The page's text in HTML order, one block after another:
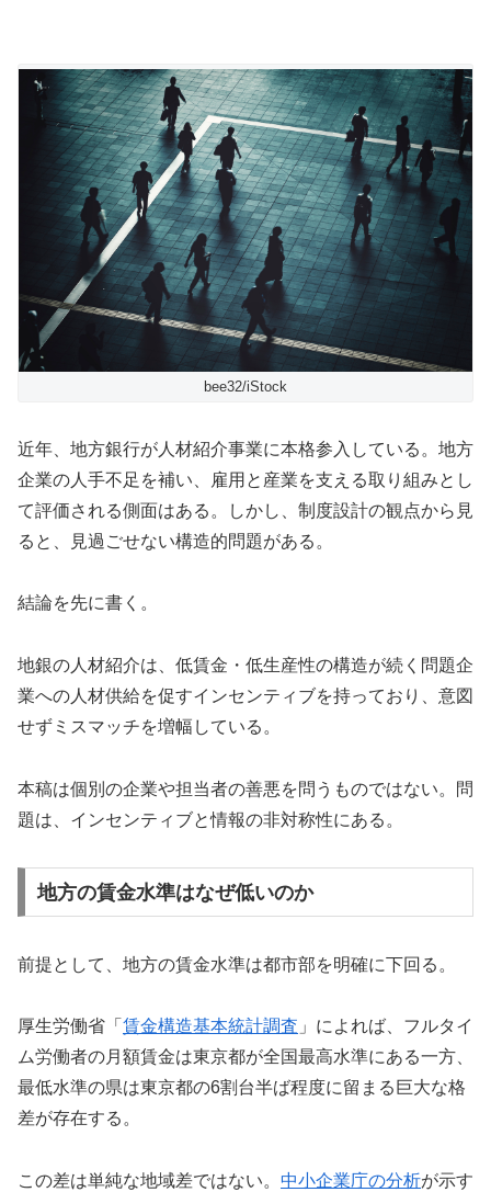
bee32/iStock
近年、地方銀行が人材紹介事業に本格参入している。地方
企業の人手不足を補い、雇用と産業を支える取り組みとし
て評価される側面はある。しかし、制度設計の観点から見
ると、見過ごせない構造的問題がある。
結論を先に書く。
地銀の人材紹介は、低賃金・低生産性の構造が続く問題企
業への人材供給を促すインセンティブを持っており、意図
せずミスマッチを増幅している。
本稿は個別の企業や担当者の善悪を問うものではない。問
題は、インセンティブと情報の非対称性にある。
地方の賃金水準はなぜ低いのか
前提として、地方の賃金水準は都市部を明確に下回る。
厚生労働省「 賃金構造基本統計調査 」によれば、フルタイ
ム労働者の月額賃金は東京都が全国最高水準にある一方、
最低水準の県は東京都の6割台半ば程度に留まる巨大な格
差が存在する。
この差は単純な地域差ではない。 中小企業庁の分析が示す